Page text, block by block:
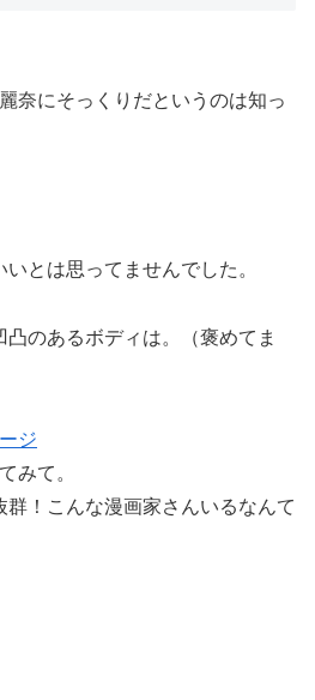
奈にそっくり だというのは知っ
とは思ってませんでした。
のあるボディは。（褒めてま
ジ
みて。
！こんな漫画家さんいるなんて